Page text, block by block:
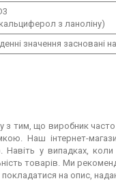
з ланоліну)
значення засновані
з тим, що виробник
Наш інтернет-
Навіть у випадках, коли
товарів. Ми
на опис,